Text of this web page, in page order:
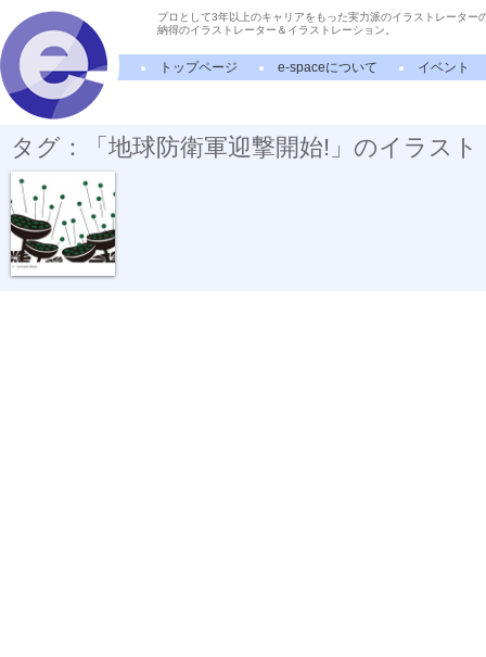
プロとして3年以上のキャリアをもった実力派のイラストレーター
納得のイラストレーター＆イラストレーション。
トップページ e-spaceについて イベント
タグ：「地球防衛軍迎撃開始!」のイラスト
地球防衛軍迎...